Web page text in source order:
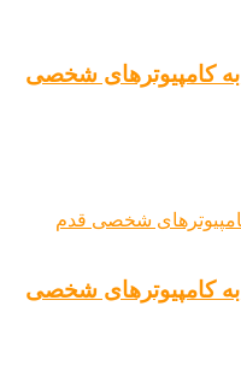
فراتر از استیم دک: SteamOS به کامپیوترهای شخصی
فراتر از استیم دک: SteamOS به کامپیوترهای شخصی